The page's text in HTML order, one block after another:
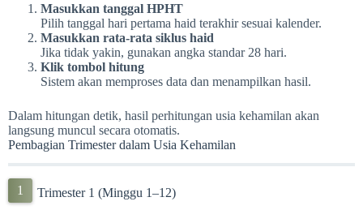
Masukkan tanggal HPHT
Pilih tanggal hari pertama haid terakhir sesuai kalender.
Masukkan rata-rata siklus haid
Jika tidak yakin, gunakan angka standar 28 hari.
Klik tombol hitung
Sistem akan memproses data dan menampilkan hasil.
Dalam hitungan detik, hasil perhitungan usia kehamilan akan
langsung muncul secara otomatis.
Pembagian Trimester dalam Usia Kehamilan
Trimester 1 (Minggu 1–12)